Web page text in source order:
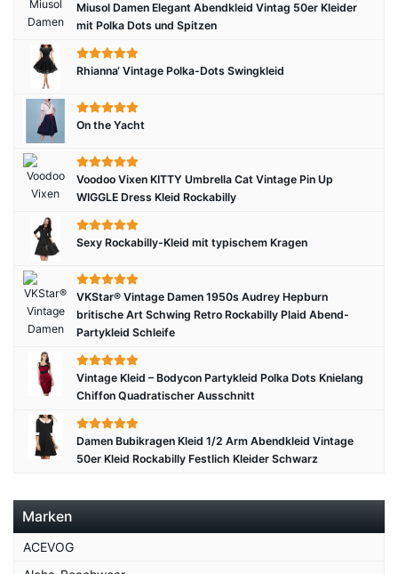
Miusol Damen Elegant Abendkleid Vintag 50er Kleider
mit Polka Dots und Spitzen
Rhianna‘ Vintage Polka-Dots Swingkleid
On the Yacht
Voodoo Vixen KITTY Umbrella Cat Vintage Pin Up
WIGGLE Dress Kleid Rockabilly
Sexy Rockabilly-Kleid mit typischem Kragen
VKStar® Vintage Damen 1950s Audrey Hepburn
britische Art Schwing Retro Rockabilly Plaid Abend-
Partykleid Schleife
Vintage Kleid – Bodycon Partykleid Polka Dots Knielang
Chiffon Quadratischer Ausschnitt
Damen Bubikragen Kleid 1/2 Arm Abendkleid Vintage
50er Kleid Rockabilly Festlich Kleider Schwarz
Marken
ACEVOG